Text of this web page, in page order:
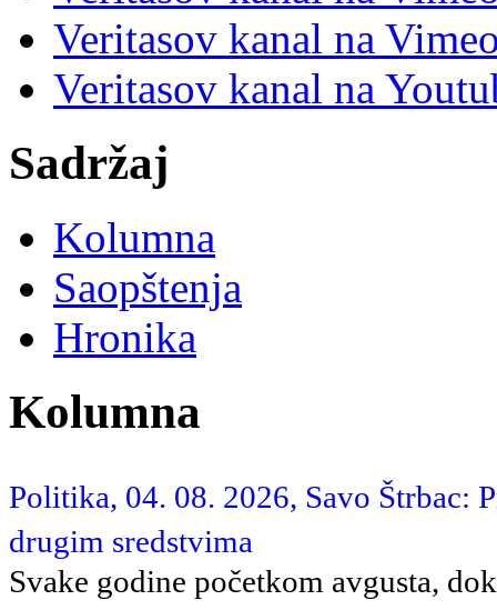
Veritasov kanal na
Veritasov kanal na
Sadržaj
Kolumna
Saopštenja
Hronika
Kolumna
Politika, 04. 08. 2026, Savo Štrbac:
drugim sredstvima
Svake godine početkom avgusta,